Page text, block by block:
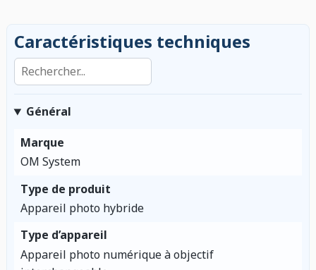
Caractéristiques techniques
Rechercher dans les caractéristiques
Général
Marque
OM System
Type de produit
Appareil photo hybride
Type d’appareil
Appareil photo numérique à objectif